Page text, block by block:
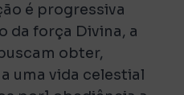
é progressiva
da força Divina, a
obter,
uma vida celestial